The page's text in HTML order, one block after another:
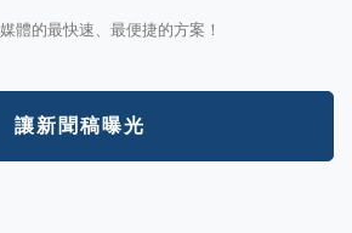
體的最快速、最便捷的方案！
讓新聞稿曝光